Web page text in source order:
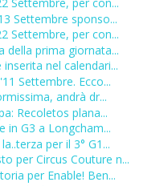
Settembre sponso...
Settembre, per con...
della prima giornata...
nel calendari...
Settembre. Ecco...
andrà dr...
Recoletos plana...
in G3 a Longcham...
per il 3° G1...
per Circus Couture n...
per Enable! Ben...